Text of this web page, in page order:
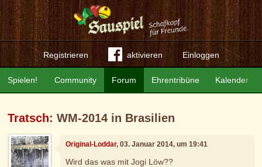
Registrieren aktivieren Einloggen
Community Forum Ehrentribüne Kalender
Spielen!
Tratsch: WM-2014 in Brasilien
Original-Loddar, 03. Januar 2014, um 19:41
Wird das was mit Jogi Löw??